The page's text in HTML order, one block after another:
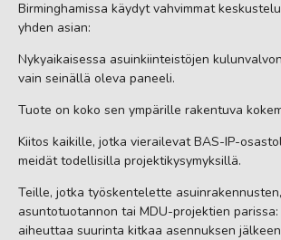
Birminghamissa käydyt vahvimmat
yhden asian:
Nykyaikaisessa asuinkiinteistöjen
vain seinällä oleva paneeli.
Tuote on koko sen ympärille rakentuva
Kiitos kaikille, jotka vierailevat BAS-IP-
meidät todellisilla projektikysymyksillä.
Teille, jotka työskentelette
asuntotuotannon tai MDU-projektien
aiheuttaa suurinta kitkaa asennuksen